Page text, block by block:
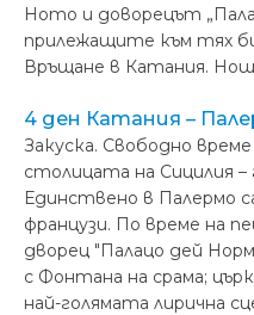
Ното и доворецът
прилежащите към тях
Връщане в Катания.
4 ден Катания –
Закуска. Свободно
столицата на Сицилия
Единствено в Палермо
французи. По време на
дворец "Палацо дей
с Фонтана на срама;
най-голямата лирична